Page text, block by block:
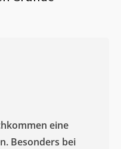
eine
Besonders bei